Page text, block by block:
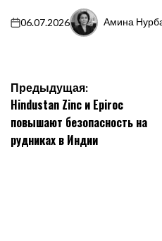
on
06.07.2026
Запись
Амина
Навигация
по
записям
Предыдущая:
Hindustan Zinc и Epiroc
повышают безопасность на
рудниках в Индии